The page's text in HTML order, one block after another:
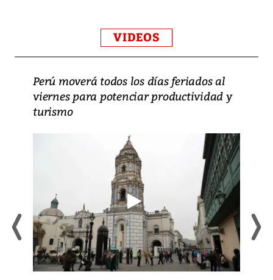
VIDEOS
Perú moverá todos los días feriados al
viernes para potenciar productividad y
turismo